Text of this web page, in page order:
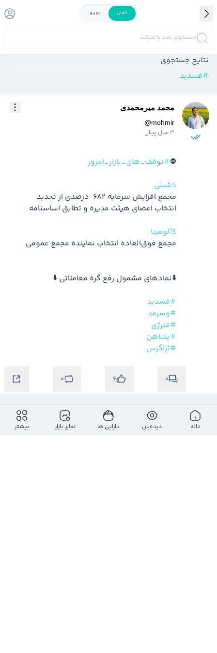
کمان توربو
جستجوی نماد یا شرکت
نتایج جستجوی
#فسدید
محمد میرمحمدی
@mohmir
3 سال پیش
⛔️#توقف_های_بازار_امروز
$شبلی
$آلومینا
#فسدید
#وسرمد
#فنرژی
#پشاهن
#ثزاگرس
0
6
0
خانه دیده‌بان دارایی ها نمای بازار بیشتر